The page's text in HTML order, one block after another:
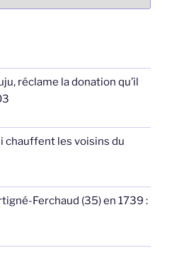
réclame la donation qu’il
chauffent les voisins du
Ferchaud (35) en 1739 :